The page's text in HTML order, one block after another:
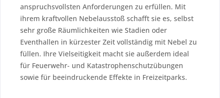
anspruchsvollsten Anforderungen zu erfüllen. Mit
ihrem kraftvollen Nebelausstoß schafft sie es, selbst
sehr große Räumlichkeiten wie Stadien oder
Eventhallen in kürzester Zeit vollständig mit Nebel zu
füllen. Ihre Vielseitigkeit macht sie außerdem ideal
für Feuerwehr- und Katastrophenschutzübungen
sowie für beeindruckende Effekte in Freizeitparks.